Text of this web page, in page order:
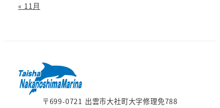
« 11月
〒699-0721 出雲市大社町大字修理免788